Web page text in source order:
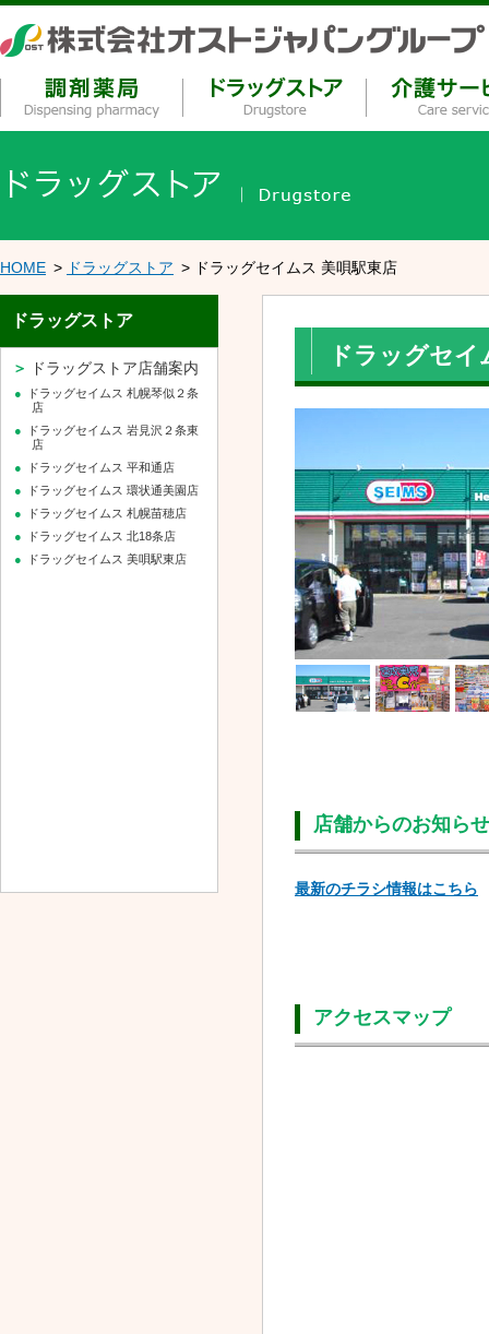
HOME ドラッグストア ドラッグセイムス 美唄駅東店
ドラッグセ
店舗からのお知らせ
最新のチラシ情報はこちら
アクセスマップ
ドラッグストア
ドラッグストア店舗案内
ドラッグセイムス 札幌琴似２条
店
ドラッグセイムス 岩見沢２条東
店
ドラッグセイムス 平和通店
ドラッグセイムス 環状通美園店
ドラッグセイムス 札幌苗穂店
ドラッグセイムス 北18条店
ドラッグセイムス 美唄駅東店